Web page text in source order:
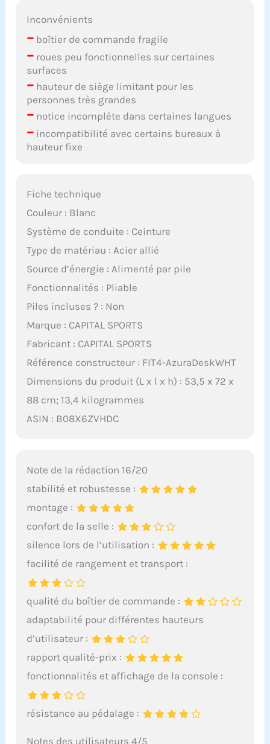
Inconvénients
– boîtier de commande fragile
– roues peu fonctionnelles sur certaines
surfaces
– hauteur de siège limitant pour les
personnes très grandes
– notice incomplète dans certaines langues
– incompatibilité avec certains bureaux à
hauteur fixe
Fiche technique
Couleur : Blanc
Système de conduite : Ceinture
Type de matériau : Acier allié
Source d’énergie : Alimenté par pile
Fonctionnalités : Pliable
Piles incluses ? : Non
Marque : CAPITAL SPORTS
Fabricant : CAPITAL SPORTS
Référence constructeur : FIT4-AzuraDeskWHT
Dimensions du produit (L x l x h) : 53,5 x 72 x
88 cm; 13,4 kilogrammes
ASIN : B08X6ZVHDC
Note de la rédaction 16/20
stabilité et robustesse :
montage :
confort de la selle :
silence lors de l’utilisation :
facilité de rangement et transport :
qualité du boîtier de commande :
adaptabilité pour différentes hauteurs
d’utilisateur :
rapport qualité-prix :
fonctionnalités et affichage de la console :
résistance au pédalage :
Notes des utilisateurs 4/5